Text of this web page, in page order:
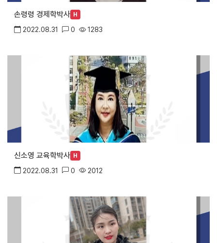
손령령 경제학박사 H
2022.08.31 0 1283
신소영 교육학박사 H
2022.08.31 0 2012